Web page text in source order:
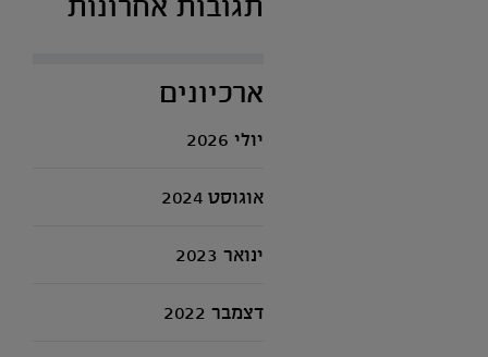
ארכיונים
יולי 2026
אוגוסט 2024
ינואר 2023
דצמבר 2022